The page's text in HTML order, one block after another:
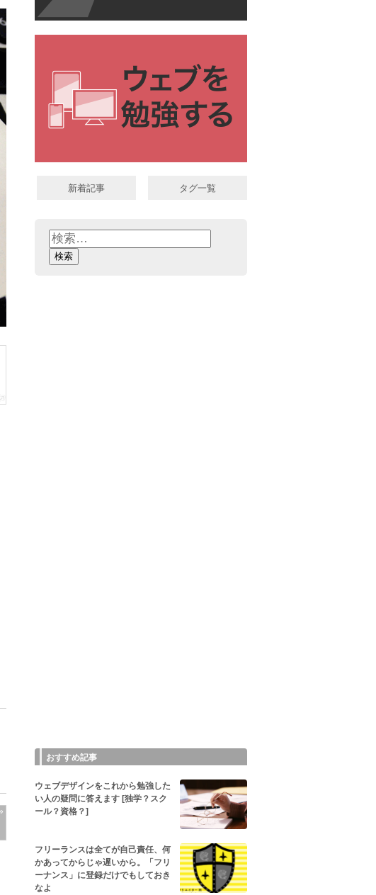
新着記事 タグ一覧
検
索:
おすすめ記事
ウェブデザインをこれから勉強した
い人の疑問に答えます [独学？スク
ール？資格？]
フリーランスは全てが自己責任、何
かあってからじゃ遅いから。「フリ
ーナンス」に登録だけでもしておき
なよ